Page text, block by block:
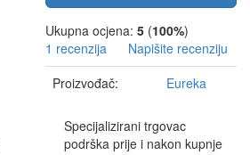
Ukupna ocjena: 5 (100%)
1 recenzija
Napišite recenziju
Proizvođač:
Eureka
Specijalizirani trgovac
podrška prije i nakon kupnje